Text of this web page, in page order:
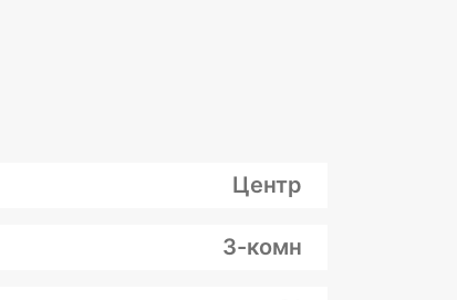
Центр
3-комн